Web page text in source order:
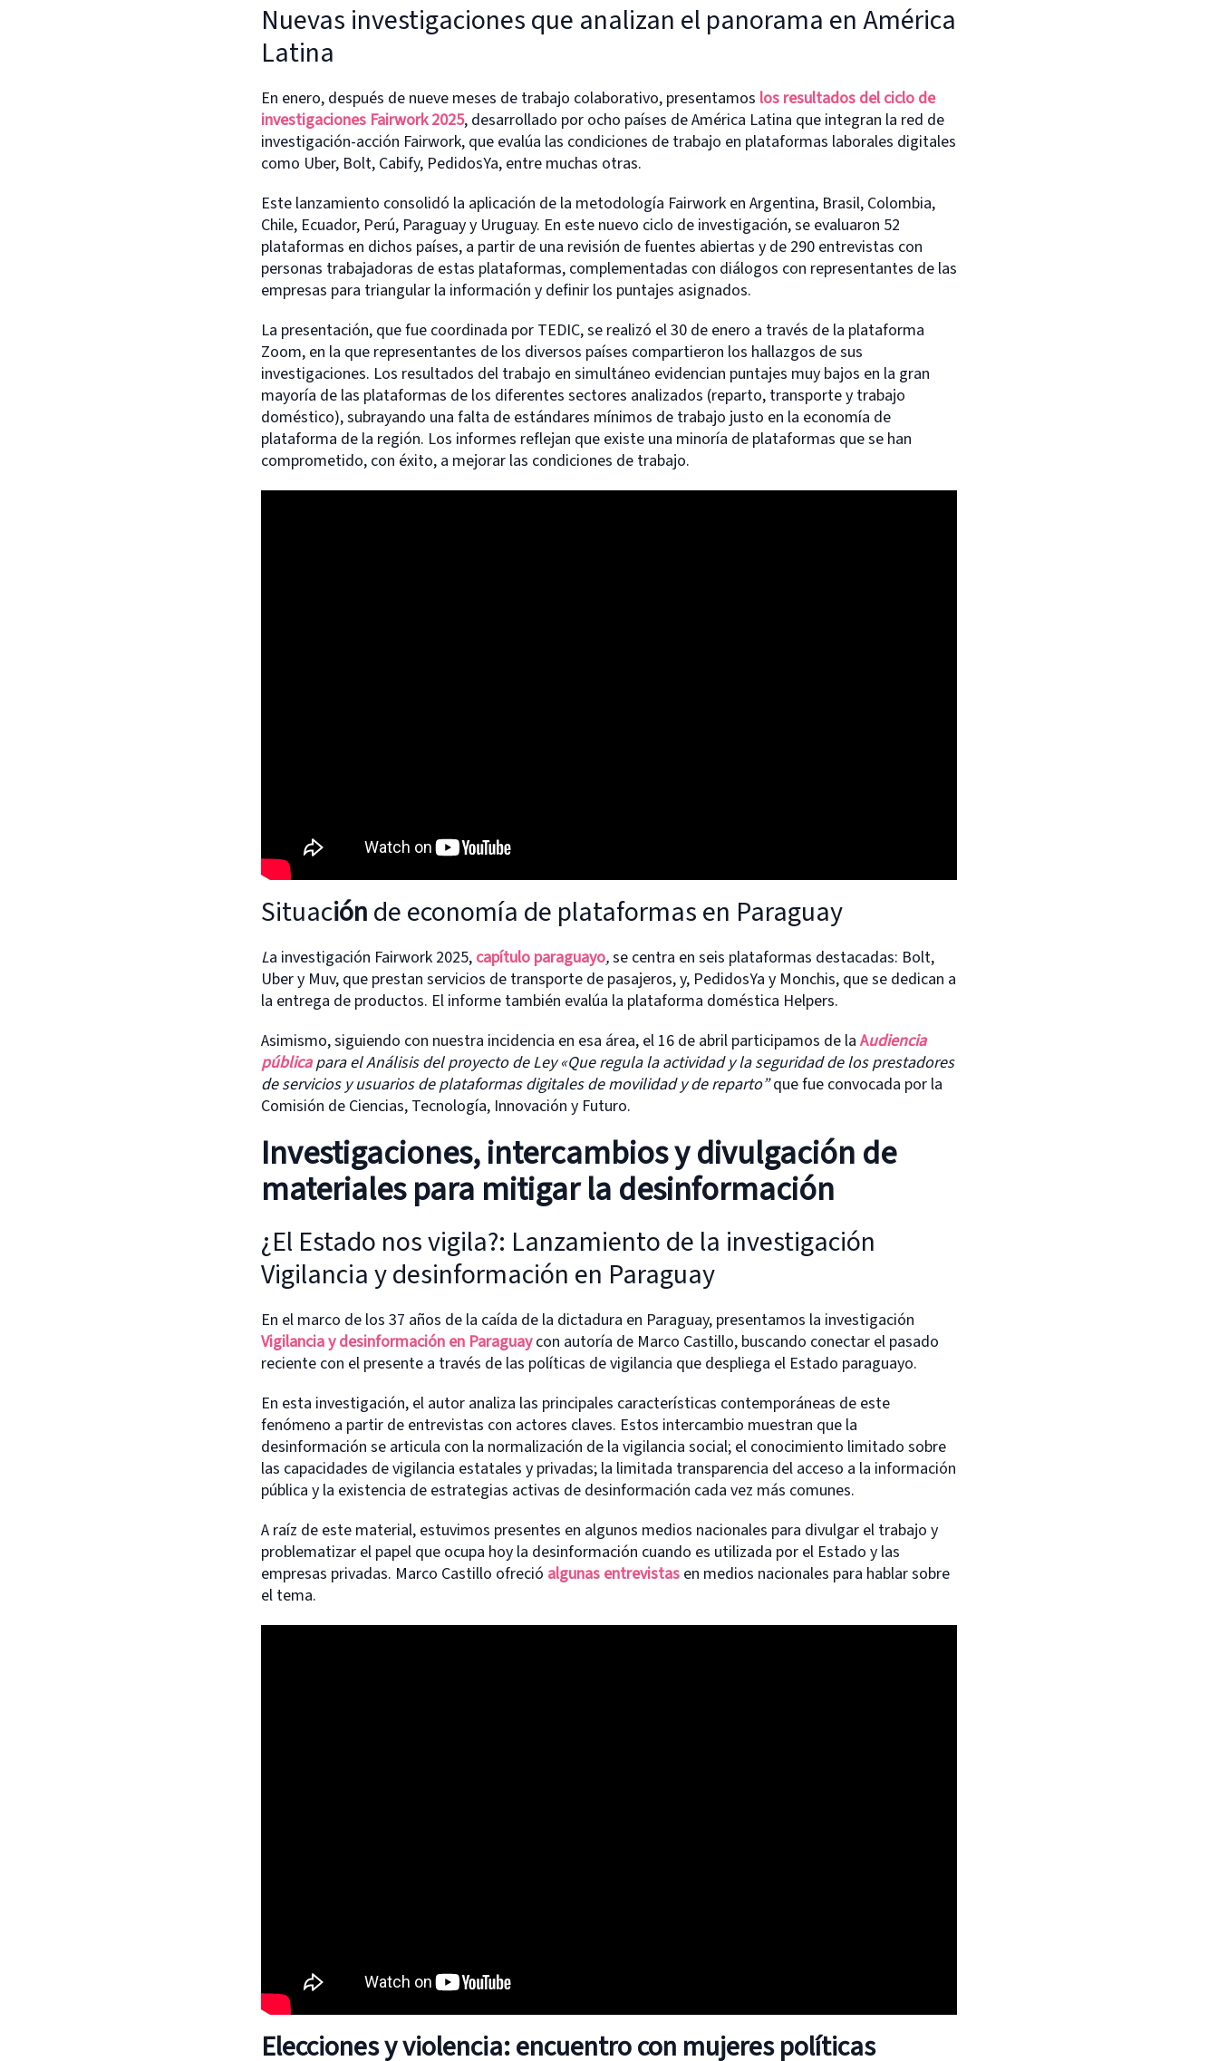
Nuevas investigaciones que analizan el panorama en América
Latina
En enero, después de nueve meses de trabajo colaborativo, presentamos los resultados del ciclo de
investigaciones Fairwork 2025, desarrollado por ocho países de América Latina que integran la red de
investigación-acción Fairwork, que evalúa las condiciones de trabajo en plataformas laborales digitales
como Uber, Bolt, Cabify, PedidosYa, entre muchas otras.
Este lanzamiento consolidó la aplicación de la metodología Fairwork en Argentina, Brasil, Colombia,
Chile, Ecuador, Perú, Paraguay y Uruguay. En este nuevo ciclo de investigación, se evaluaron 52
plataformas en dichos países, a partir de una revisión de fuentes abiertas y de 290 entrevistas con
personas trabajadoras de estas plataformas, complementadas con diálogos con representantes de las
empresas para triangular la información y definir los puntajes asignados.
La presentación, que fue coordinada por TEDIC, se realizó el 30 de enero a través de la plataforma
Zoom, en la que representantes de los diversos países compartieron los hallazgos de sus
investigaciones. Los resultados del trabajo en simultáneo evidencian puntajes muy bajos en la gran
mayoría de las plataformas de los diferentes sectores analizados (reparto, transporte y trabajo
doméstico), subrayando una falta de estándares mínimos de trabajo justo en la economía de
plataforma de la región. Los informes reflejan que existe una minoría de plataformas que se han
comprometido, con éxito, a mejorar las condiciones de trabajo.
Situaciónde economía de plataformas en Paraguay
La investigación Fairwork 2025, capítulo paraguayo,se centra en seis plataformas destacadas: Bolt,
Uber y Muv, que prestan servicios de transporte de pasajeros, y, PedidosYa y Monchis, que se dedican a
la entrega de productos. El informe también evalúa la plataforma doméstica Helpers.
Asimismo, siguiendo con nuestra incidencia en esa área, el 16 de abril participamos de la Audiencia
públicapara el Análisis del proyecto de Ley «Que regula la actividad y la seguridad de los prestadores
de servicios y usuarios de plataformas digitales de movilidad y de reparto”que fue convocada por la
Comisión de Ciencias, Tecnología, Innovación y Futuro.
Investigaciones, intercambios y divulgación de
materiales para mitigar la desinformación
¿El Estado nos vigila?: Lanzamiento de la investigación
Vigilancia y desinformación en Paraguay
En el marco de los 37 años de la caída de la dictadura en Paraguay, presentamos la investigación
Vigilancia y desinformación en Paraguaycon autoría de Marco Castillo, buscando conectar el pasado
reciente con el presente a través de las políticas de vigilancia que despliega el Estado paraguayo.
En esta investigación, el autor analiza las principales características contemporáneas de este
fenómeno a partir de entrevistas con actores claves. Estos intercambio muestran que la
desinformación se articula con la normalización de la vigilancia social; el conocimiento limitado sobre
las capacidades de vigilancia estatales y privadas; la limitada transparencia del acceso a la información
pública y la existencia de estrategias activas de desinformación cada vez más comunes.
A raíz de este material, estuvimos presentes en algunos medios nacionales para divulgar el trabajo y
problematizar el papel que ocupa hoy la desinformación cuando es utilizada por el Estado y las
empresas privadas. Marco Castillo ofreció algunas entrevistas en medios nacionales para hablar sobre
el tema.
Elecciones y violencia: encuentro con mujeres políticas